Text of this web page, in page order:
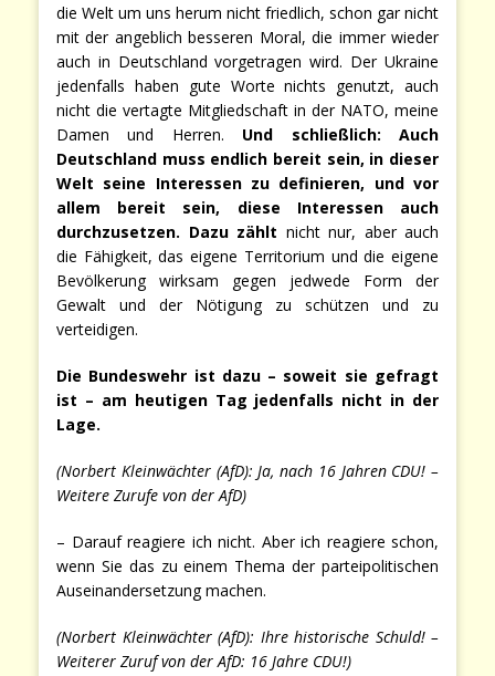
die Welt um uns herum nicht friedlich, schon gar nicht
mit der angeblich besseren Moral, die immer wieder
auch in Deutschland vorgetragen wird. Der Ukraine
jedenfalls haben gute Worte nichts genutzt, auch
nicht die vertagte Mitgliedschaft in der NATO, meine
Damen und Herren. Und schließlich: Auch
Deutschland muss endlich bereit sein, in dieser
Welt seine Interessen zu definieren, und vor
allem bereit sein, diese Interessen auch
durchzusetzen. Dazu zählt nicht nur, aber auch
die Fähigkeit, das eigene Territorium und die eigene
Bevölkerung wirksam gegen jedwede Form der
Gewalt und der Nötigung zu schützen und zu
verteidigen.
Die Bundeswehr ist dazu – soweit sie gefragt
ist – am heutigen Tag jedenfalls nicht in der
Lage.
(Norbert Kleinwächter (AfD): Ja, nach 16 Jahren CDU! –
Weitere Zurufe von der AfD)
– Darauf reagiere ich nicht. Aber ich reagiere schon,
wenn Sie das zu einem Thema der parteipolitischen
Auseinandersetzung machen.
(Norbert Kleinwächter (AfD): Ihre historische Schuld! –
Weiterer Zuruf von der AfD: 16 Jahre CDU!)